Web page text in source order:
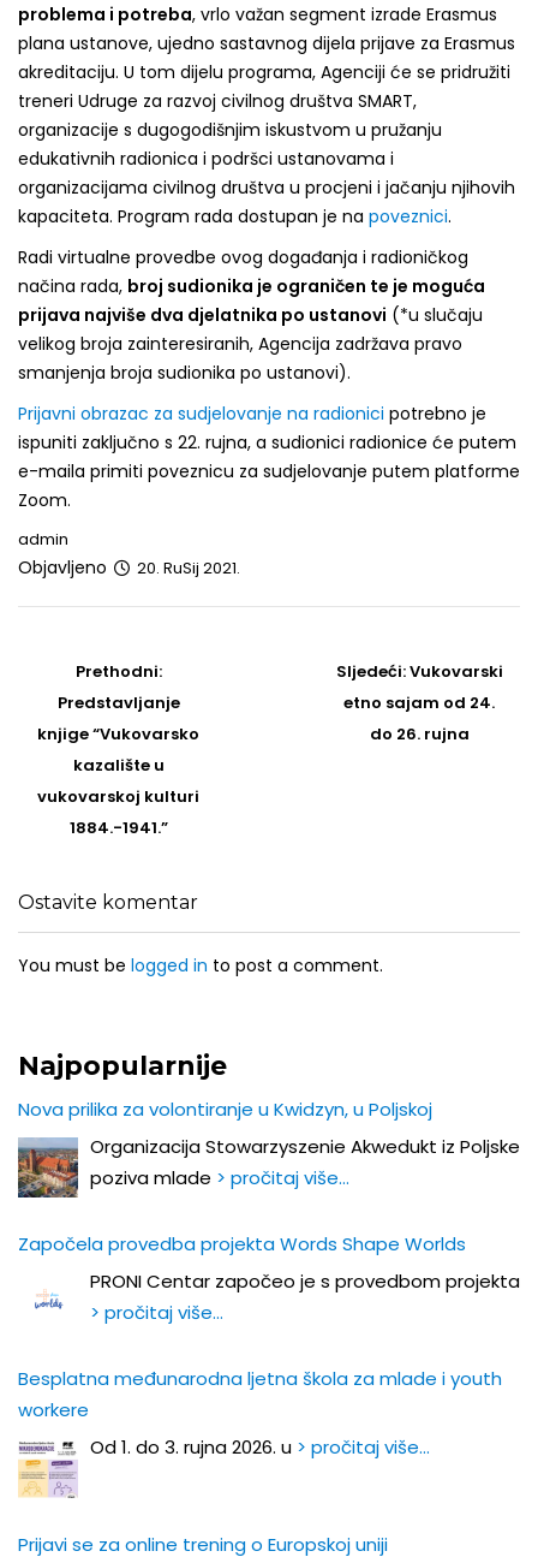
problema i potreba, vrlo važan segment izrade Erasmus
plana ustanove, ujedno sastavnog dijela prijave za Erasmus
akreditaciju. U tom dijelu programa, Agenciji će se pridružiti
treneri Udruge za razvoj civilnog društva SMART,
organizacije s dugogodišnjim iskustvom u pružanju
edukativnih radionica i podršci ustanovama i
organizacijama civilnog društva u procjeni i jačanju njihovih
kapaciteta. Program rada dostupan je na poveznici.
Radi virtualne provedbe ovog događanja i radioničkog
načina rada, broj sudionika je ograničen te je moguća
prijava najviše dva djelatnika po ustanovi (*u slučaju
velikog broja zainteresiranih, Agencija zadržava pravo
smanjenja broja sudionika po ustanovi).
Prijavni obrazac za sudjelovanje na radionici potrebno je
ispuniti zaključno s 22. rujna, a sudionici radionice će putem
e-maila primiti poveznicu za sudjelovanje putem platforme
Zoom.
admin
Objavljeno 20. RuSij 2021.
navigation
Prethodni:Prethodni
post
Predstavljanje
knjige “Vukovarsko
kazalište u
vukovarskoj kulturi
1884.-1941.”
Sljedeći:Sljedeći
Post
Vukovarski
etno sajam od 24.
do 26. rujna
Ostavite komentar
You must be logged in to post a comment.
Najpopularnije
Nova prilika za volontiranje u Kwidzyn, u Poljskoj
Organizacija Stowarzyszenie Akwedukt iz Poljske
poziva mlade > pročitaj više…
Započela provedba projekta Words Shape Worlds
PRONI Centar započeo je s provedbom projekta
> pročitaj više…
Besplatna međunarodna ljetna škola za mlade i youth
workere
Od 1. do 3. rujna 2026. u > pročitaj više…
Prijavi se za online trening o Europskoj uniji